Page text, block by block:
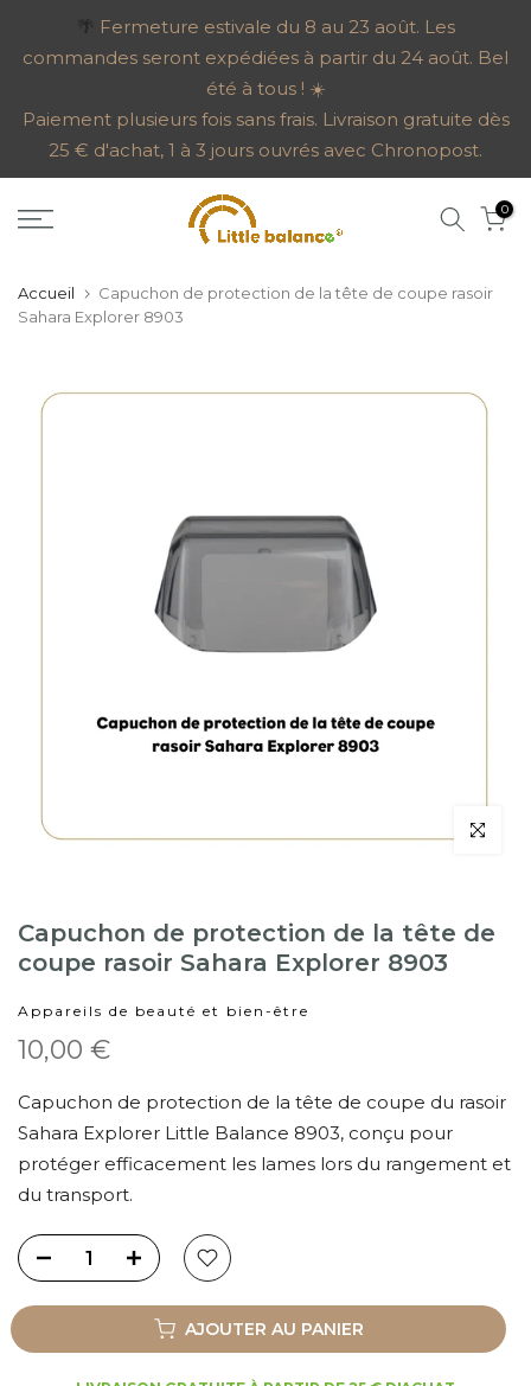
au
🌴 Fermeture estivale du 8 au 23 août. Les
commandes seront expédiées à partir du 24 août. Bel
été à tous ! ☀️
Paiement plusieurs fois sans frais. Livraison gratuite dès
25 € d'achat, 1 à 3 jours ouvrés avec Chronopost.
0
Accueil
Capuchon de protection de la tête de coupe rasoir
Sahara Explorer 8903
Capuchon de protection de la tête de
coupe rasoir Sahara Explorer 8903
Appareils de beauté et bien-être
10,00 €
Capuchon de protection de la tête de coupe du rasoir
Sahara Explorer Little Balance 8903, conçu pour
protéger efficacement les lames lors du rangement et
du transport.
AJOUTER AU PANIER